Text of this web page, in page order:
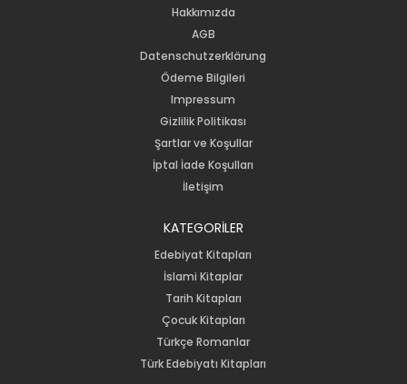
Hakkımızda
AGB
Datenschutzerklärung
Ödeme Bilgileri
Impressum
Gizlilik Politikası
Şartlar ve Koşullar
İptal İade Koşulları
İletişim
KATEGORİLER
Edebiyat Kitapları
İslami Kitaplar
Tarih Kitapları
Çocuk Kitapları
Türkçe Romanlar
Türk Edebiyatı Kitapları